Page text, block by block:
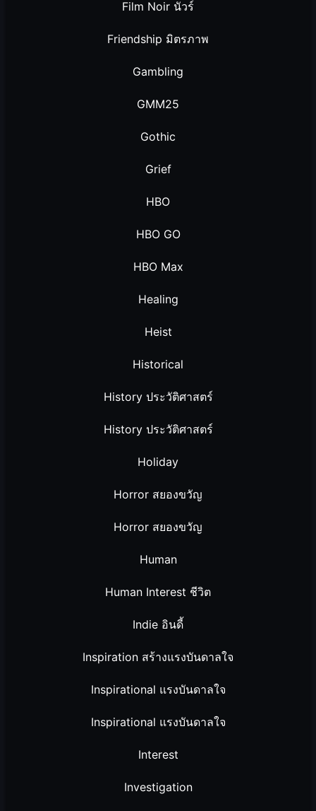
Film Noir นัวร์
Friendship มิตรภาพ
Gambling
GMM25
Gothic
Grief
HBO
HBO GO
HBO Max
Healing
Heist
Historical
History ประวัติศาสตร์
History ประวัติศาสตร์
Holiday
Horror สยองขวัญ
Horror สยองขวัญ
Human
Human Interest ชีวิต
Indie อินดี้
Inspiration สร้างแรงบันดาลใจ
Inspirational แรงบันดาลใจ
Inspirational แรงบันดาลใจ
Interest
Investigation